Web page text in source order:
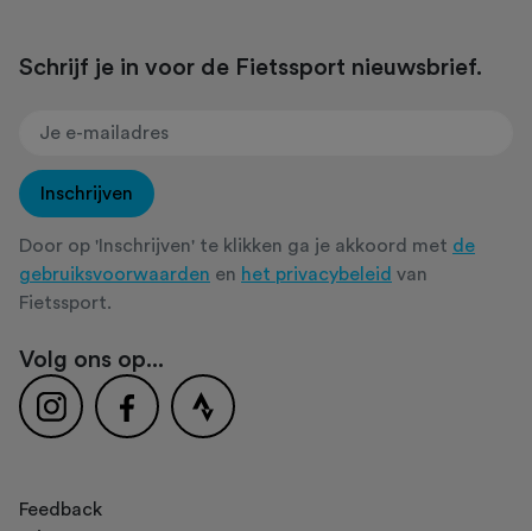
Schrijf je in voor de Fietssport nieuwsbrief.
Inschrijven
Door op 'Inschrijven' te klikken ga je akkoord met de
gebruiksvoorwaarden en het privacybeleid van
Fietssport.
Volg ons op...
Feedback